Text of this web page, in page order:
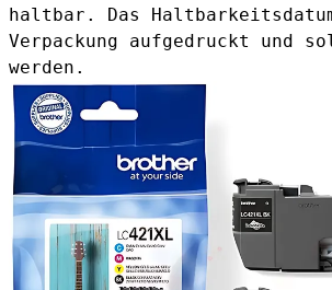
haltbar. Das
Verpackung aufgedruckt und
werden.